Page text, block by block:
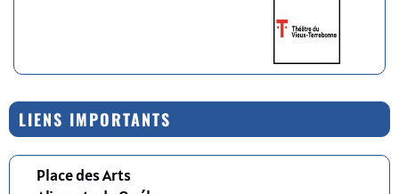
LIENS IMPORTANTS
Place des Arts